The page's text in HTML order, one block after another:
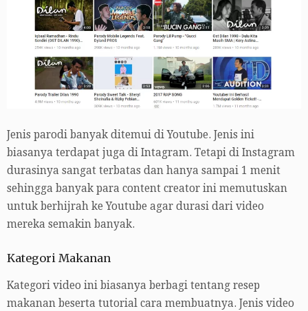
Jenis parodi banyak ditemui di Youtube. Jenis ini
biasanya terdapat juga di Intagram. Tetapi di Instagram
durasinya sangat terbatas dan hanya sampai 1 menit
sehingga banyak para content creator ini memutuskan
untuk berhijrah ke Youtube agar durasi dari video
mereka semakin banyak.
Kategori Makanan
Kategori video ini biasanya berbagi tentang resep
makanan beserta tutorial cara membuatnya. Jenis video